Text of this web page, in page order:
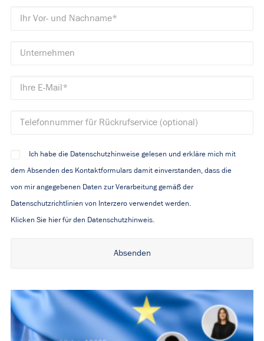
Ich habe die Datenschutzhinweise gelesen und erkläre mich mit
dem Absenden des Kontaktformulars damit einverstanden, dass die
von mir angegebenen Daten zur Verarbeitung gemäß der
Datenschutzrichtlinien von Interzero verwendet werden.
Klicken Sie hier für den Datenschutzhinweis.